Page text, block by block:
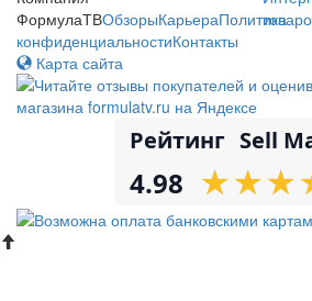
ФормулаТВОбзорыКарьераПолитика
конфиденциальностиКонтакты
Карта сайта
Рейтинг Sell
4.98 ★
★★
★★
★